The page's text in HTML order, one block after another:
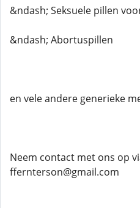
&ndash; Seksuele pillen
&ndash; Abortuspillen
en vele andere generieke
Neem contact met ons op
ffernterson@gmail.com